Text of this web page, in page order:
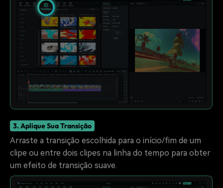
3. Aplique Sua Transição
Arraste a transição escolhida para o início/fim de um
clipe ou entre dois clipes na linha do tempo para obter
um efeito de transição suave.